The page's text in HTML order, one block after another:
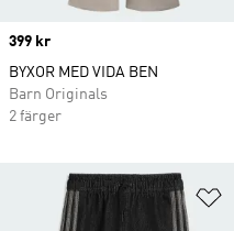
Price
399 kr
BYXOR MED VIDA BEN
Barn Originals
2 färger